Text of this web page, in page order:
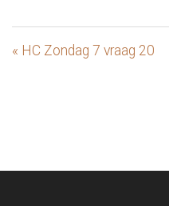
« HC Zondag 7 vraag 20